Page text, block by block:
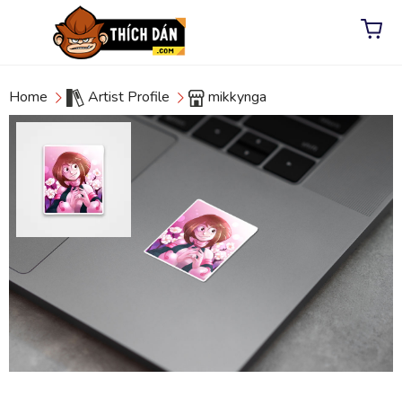
Home Artist Profile mikkynga